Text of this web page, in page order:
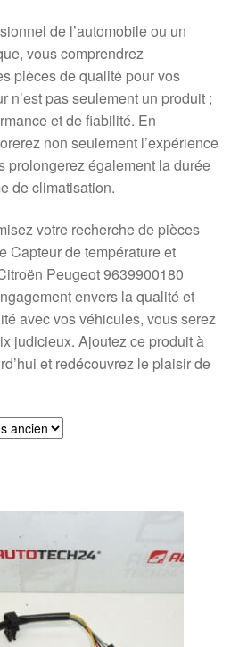
de l’automobile ou un
vous comprendrez
pièces de qualité pour vos
n’est pas seulement un produit ;
et de fiabilité. En
non seulement l’expérience
prolongerez également la durée
de climatisation.
votre recherche de pièces
Capteur de température et
Peugeot 9639900180
envers la qualité et
avec vos véhicules, vous serez
judicieux. Ajoutez ce produit à
et redécouvrez le plaisir de